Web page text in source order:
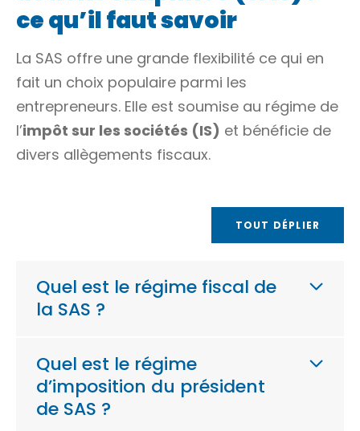
ce qu’il faut savoir
La SAS offre une grande flexibilité ce qui en
fait un choix populaire parmi les
entrepreneurs. Elle est soumise au régime de
l’impôt sur les sociétés (IS) et bénéficie de
divers allègements fiscaux.
TOUT DÉPLIER
Quel est le régime fiscal de
la SAS ?
Quel est le régime
d’imposition du président
de SAS ?